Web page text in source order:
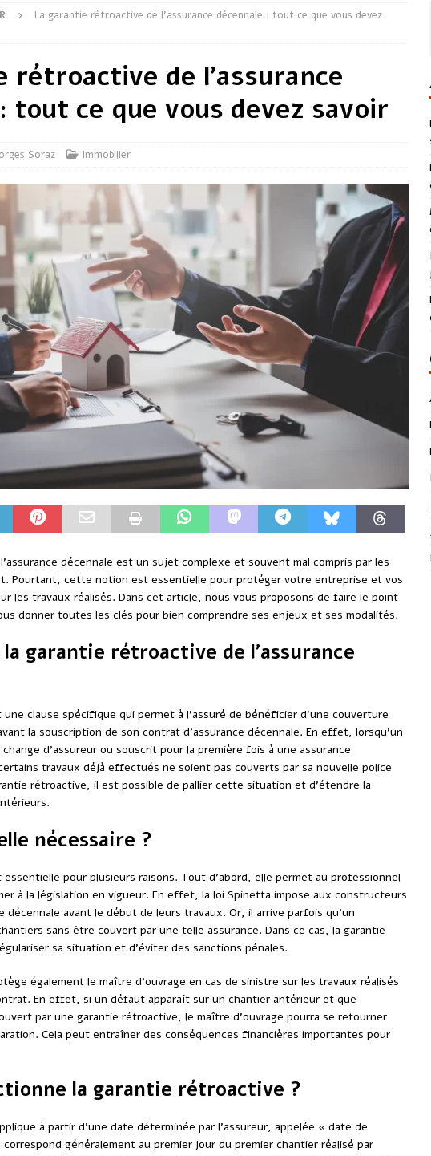
La garantie rétroactive de l’assurance décennale : tout ce que vous devez
rétroactive de l’assurance
tout ce que vous devez savoir
Soraz Immobilier
décennale est un sujet complexe et souvent mal compris par les
Pourtant, cette notion est essentielle pour protéger votre entreprise et vos
les travaux réalisés. Dans cet article, nous vous proposons de faire le point
donner toutes les clés pour bien comprendre ses enjeux et ses modalités.
la garantie rétroactive de l’assurance
clause spécifique qui permet à l’assuré de bénéficier d’une couverture
la souscription de son contrat d’assurance décennale. En effet, lorsqu’un
d’assureur ou souscrit pour la première fois à une assurance
travaux déjà effectués ne soient pas couverts par sa nouvelle police
rétroactive, il est possible de pallier cette situation et d’étendre la
nécessaire ?
pour plusieurs raisons. Tout d’abord, elle permet au professionnel
à la législation en vigueur. En effet, la loi Spinetta impose aux constructeurs
décennale avant le début de leurs travaux. Or, il arrive parfois qu’un
sans être couvert par une telle assurance. Dans ce cas, la garantie
sa situation et d’éviter des sanctions pénales.
également le maître d’ouvrage en cas de sinistre sur les travaux réalisés
En effet, si un défaut apparaît sur un chantier antérieur et que
par une garantie rétroactive, le maître d’ouvrage pourra se retourner
Cela peut entraîner des conséquences financières importantes pour
la garantie rétroactive ?
à partir d’une date déterminée par l’assureur, appelée « date de
généralement au premier jour du premier chantier réalisé par